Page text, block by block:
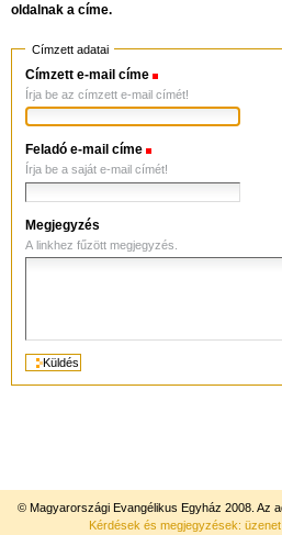
oldalnak a címe.
Címzett adatai
Címzett e-mail címe
Írja be az címzett e-mail címét!
Feladó e-mail címe
Írja be a saját e-mail címét!
Megjegyzés
A linkhez fűzött megjegyzés.
© Magyarországi Evangélikus Egyház 2008. Az
Kérdések és megjegyzések: